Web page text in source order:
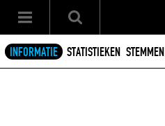
INFORMATIE STATISTIEKEN STEMMEN